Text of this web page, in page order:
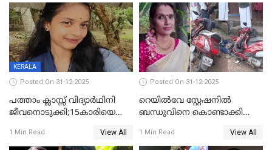
KERALA
Posted On 31-12-2025
പത്താം ക്ലാസ്സ് വിദ്യാര്‍ഥിനി
ജീവനൊടുക്കി;15കാരിയെ
കിടപ്പുമുറിയില്‍ തൂങ്ങി മരിച്ച
1 Min Read View All
Posted On 31-12-2025
റെയിൽവേ സ്റ്റേഷനിൽ
ബന്ധുവിനെ കൊണ്ടാക്കി
ലോറി സ്കൂട്ടറിൽ ഇടിച്ചു :
1 Min Read View All